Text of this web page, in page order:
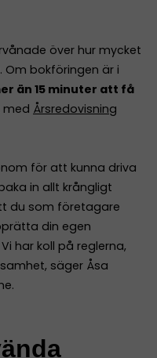
över hur mycket
bokföringen är i
än 15 minuter att få
med Årsredovisning
för att kunna driva
in allt krångligt
du som företagare
din egen
har koll på reglerna,
säger Åsa